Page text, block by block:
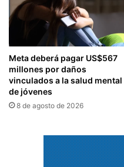
Meta deberá pagar US$567
millones por daños
vinculados a la salud mental
de jóvenes
8 de agosto de 2026